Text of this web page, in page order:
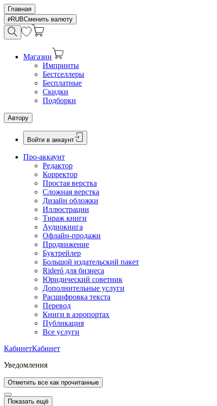
Главная
RUBСменить валюту
Магазин
Импринты
Бестселлеры
Бесплатные
Скидки
Подборки
Автору
Войти в аккаунт
Про-аккаунт
Редактор
Корректор
Простая верстка
Сложная верстка
Дизайн обложки
Иллюстрации
Тираж книги
Аудиокнига
Офлайн-продажи
Продвижение
Буктрейлер
Большой издательский пакет
Rideró для бизнеса
Юридический советник
Дополнительные услуги
Расшифровка текста
Перевод
Книги в аэропортах
Публикация
Все услуги
КабинетКабинет
Уведомления
Отметить все как прочитанные
Показать ещё